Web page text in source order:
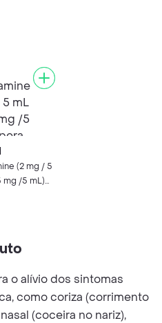
(2 mg / 5
mg /5 mL)
o alívio dos sintomas
como coriza (corrimento
(coceira no nariz),